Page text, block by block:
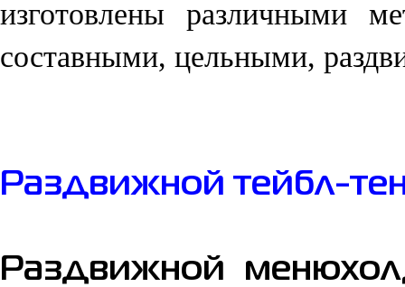
изготовлены различными
составными, цельными,
Раздвижной тейбл-
Раздвижной